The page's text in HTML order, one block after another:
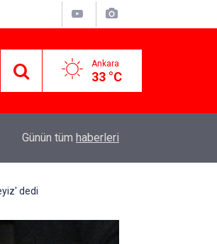
Ankara
33 °C
geliyor!
Günün tüm haberleri
dedi